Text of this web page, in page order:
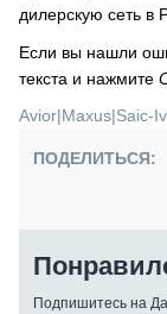
дилерскую сеть в
Если вы нашли
текста и нажмите
Avior|Maxus|Saic-
ПОДЕЛИТЬСЯ:
Подпишитесь на